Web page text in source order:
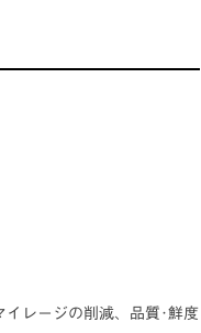
イレージの削減、品質･鮮度